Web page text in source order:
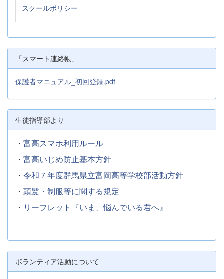
スクールポリシー
「スマート連絡帳」
保護者マニュアル_初回登録.pdf
生徒指導部より
・ 富高スマホ利用ルール
・ 富高いじめ防止基本方針
・ 令和７年度群馬県立富岡高等学校部活動方針
・ 頭髪・制服等に関する規定
・ リーフレット『いま、悩んでいる君へ』
ボランティア活動について